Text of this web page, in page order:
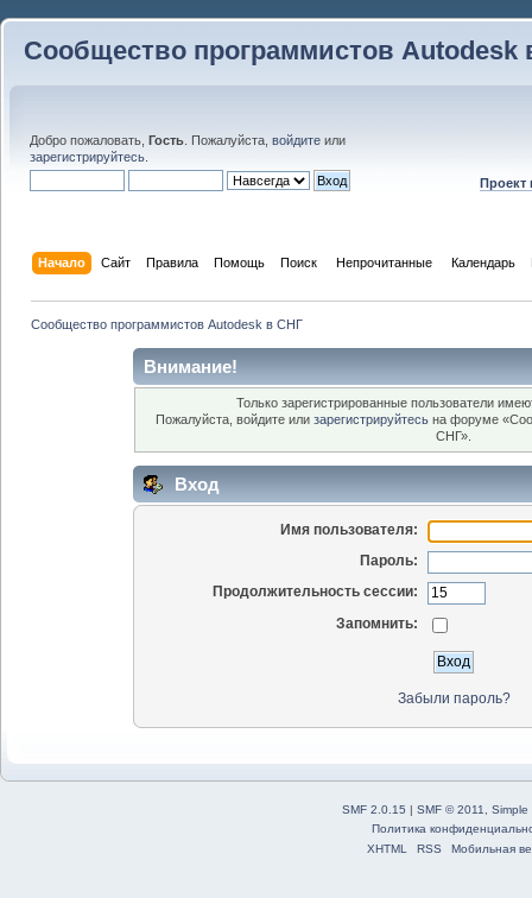
Сообщество программистов Autodesk
Добро пожаловать, Гость . Пожалуйста, войдите или
зарегистрируйтесь
Проект
Начало Сайт Правила Помощь Поиск Непрочитанные Календарь
Сообщество программистов Autodesk в СНГ
Внимание!
Только зарегистрированные пользователи
Пожалуйста, войдите или зарегистрируйтесь на форуме
СНГ».
Вход
Имя пользователя:
Пароль:
Продолжительность сессии:
Запомнить:
Забыли пароль?
SMF 2.0.15 | SMF © 2011
Simple
Политика
XHTML
RSS Мобильная